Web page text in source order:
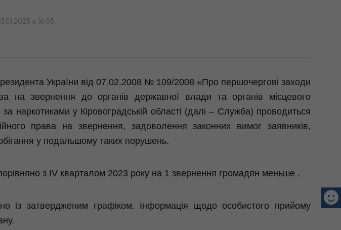
о 16:05
України від 07.02.2008 № 109/2008 «Про першочергові заходи
на звернення до органів державної влади та органів місцевого
наркотиками у Кіровоградській області (далі – Служба) проводиться
права на звернення, задоволення законних вимог заявників,
у подальшому таких порушень.
з ІV кварталом 2023 року на 1 звернення громадян меньше .
із затвердженим графіком. Інформація щодо особистого прийому